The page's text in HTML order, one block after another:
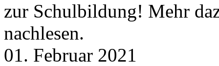
zur Schulbildung! Mehr
nachlesen.
01. Februar 2021